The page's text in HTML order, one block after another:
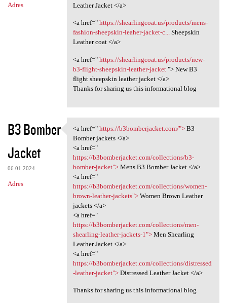
Adres
Leather Jacket </a>
<a href=" https://shearlingcoat.us/products/mens-
fashion-sheepskin-leaher-jacket-c...Sheepskin
Leather coat </a>
<a href=" https://shearlingcoat.us/products/new-
b3-flight-sheepskin-leather-jacket"> New B3
flight sheepskin leather jacket </a>
Thanks for sharing us this informational blog
B3 Bomber
Jacket
06.01.2024
Adres
<a href=" https:/
<a href=" https://b3bomberjacket.com/">B3
Bomber jackets </a>
<a href="
https://b3bomberjacket.com/collections/b3-
bomber-jacket">Mens B3 Bomber Jacket </a>
<a href="
https://b3bomberjacket.com/collections/women-
brown-leather-jackets">Women Brown Leather
jackets </a>
<a href="
https://b3bomberjacket.com/collections/men-
shearling-leather-jackets-1">Men Shearling
Leather Jacket </a>
<a href="
https://b3bomberjacket.com/collections/distressed
-leather-jacket">Distressed Leather Jacket </a>
Thanks for sharing us this informational blog